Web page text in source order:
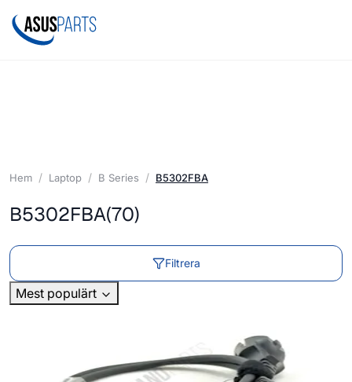
Hem Laptop B Series B5302FBA
B5302FBA(70)
Filtrera
Mest populärt